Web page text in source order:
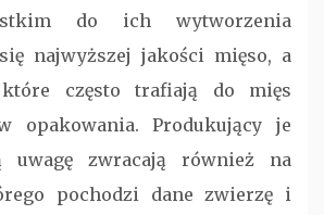
do ich wytworzenia
najwyższej jakości mięso, a
często trafiają do mięs
opakowania. Produkujący je
uwagę zwracają również na
pochodzi dane zwierzę i